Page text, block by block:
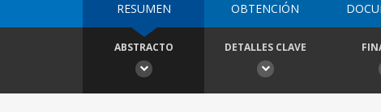
RESUMEN OBTENCIÓN
ABSTRACTO DETALLES CLAVE